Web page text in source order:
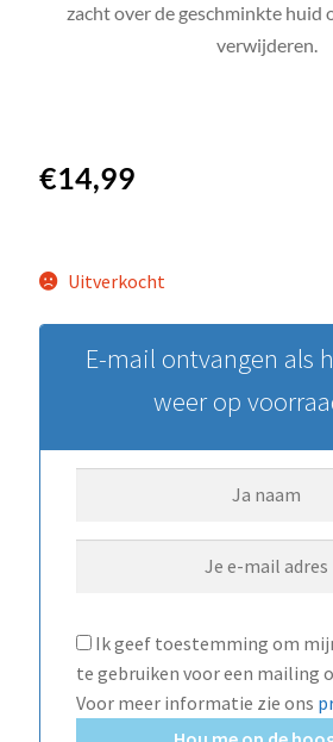
zacht over de geschminkte huid
verwijderen.
€14,99
Uitverkocht
E-mail ontvangen als
weer op
Ik geef toestemming om
te gebruiken voor een mailing
Voor meer informatie zie ons